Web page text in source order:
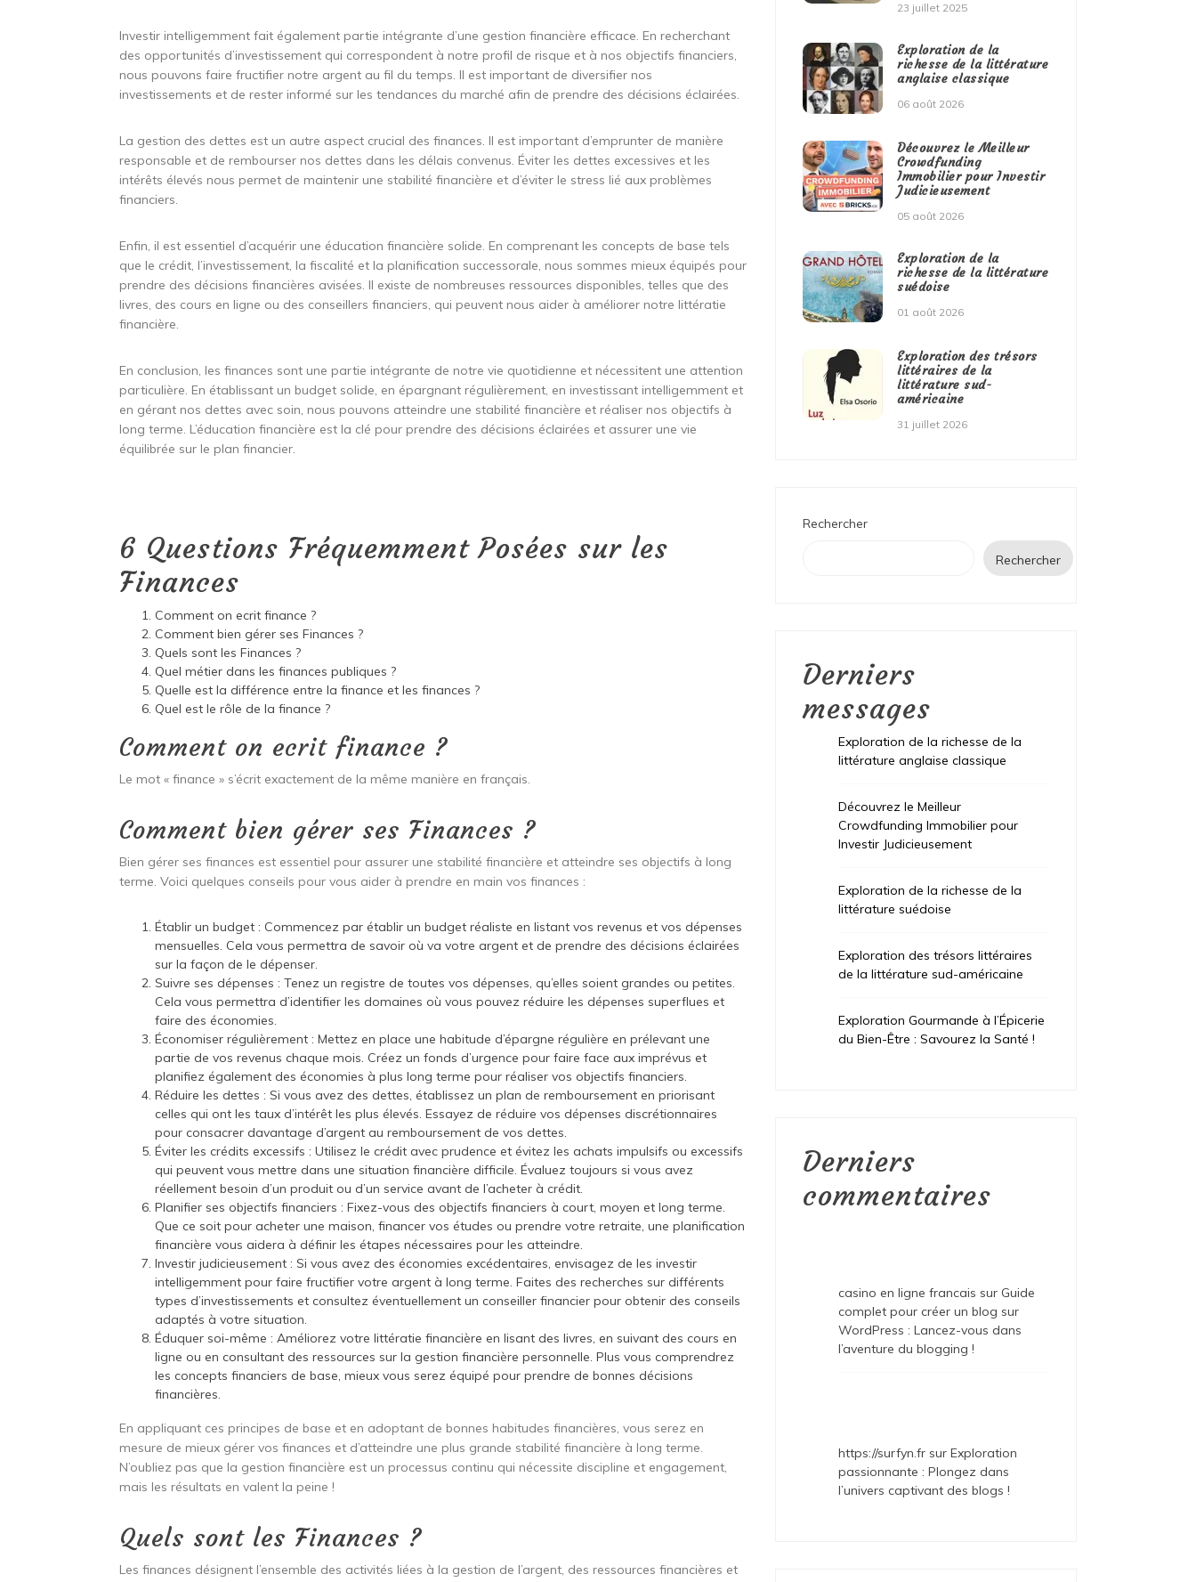
Investir intelligemment fait également partie intégrante d’une gestion financière efficace. En recherchant
des opportunités d’investissement qui correspondent à notre profil de risque et à nos objectifs financiers,
nous pouvons faire fructifier notre argent au fil du temps. Il est important de diversifier nos
investissements et de rester informé sur les tendances du marché afin de prendre des décisions éclairées.
La gestion des dettes est un autre aspect crucial des finances. Il est important d’emprunter de manière
responsable et de rembourser nos dettes dans les délais convenus. Éviter les dettes excessives et les
intérêts élevés nous permet de maintenir une stabilité financière et d’éviter le stress lié aux problèmes
financiers.
Enfin, il est essentiel d’acquérir une éducation financière solide. En comprenant les concepts de base tels
que le crédit, l’investissement, la fiscalité et la planification successorale, nous sommes mieux équipés pour
prendre des décisions financières avisées. Il existe de nombreuses ressources disponibles, telles que des
livres, des cours en ligne ou des conseillers financiers, qui peuvent nous aider à améliorer notre littératie
financière.
En conclusion, les finances sont une partie intégrante de notre vie quotidienne et nécessitent une attention
particulière. En établissant un budget solide, en épargnant régulièrement, en investissant intelligemment et
en gérant nos dettes avec soin, nous pouvons atteindre une stabilité financière et réaliser nos objectifs à
long terme. L’éducation financière est la clé pour prendre des décisions éclairées et assurer une vie
équilibrée sur le plan financier.
6 Questions Fréquemment Posées sur les
Finances
Comment on ecrit finance ?
Comment bien gérer ses Finances ?
Quels sont les Finances ?
Quel métier dans les finances publiques ?
Quelle est la différence entre la finance et les finances ?
Quel est le rôle de la finance ?
Comment on ecrit finance ?
Le mot « finance » s’écrit exactement de la même manière en français.
Comment bien gérer ses Finances ?
Bien gérer ses finances est essentiel pour assurer une stabilité financière et atteindre ses objectifs à long
terme. Voici quelques conseils pour vous aider à prendre en main vos finances :
Établir un budget : Commencez par établir un budget réaliste en listant vos revenus et vos dépenses
mensuelles. Cela vous permettra de savoir où va votre argent et de prendre des décisions éclairées
sur la façon de le dépenser.
Suivre ses dépenses : Tenez un registre de toutes vos dépenses, qu’elles soient grandes ou petites.
Cela vous permettra d’identifier les domaines où vous pouvez réduire les dépenses superflues et
faire des économies.
Économiser régulièrement : Mettez en place une habitude d’épargne régulière en prélevant une
partie de vos revenus chaque mois. Créez un fonds d’urgence pour faire face aux imprévus et
planifiez également des économies à plus long terme pour réaliser vos objectifs financiers.
Réduire les dettes : Si vous avez des dettes, établissez un plan de remboursement en priorisant
celles qui ont les taux d’intérêt les plus élevés. Essayez de réduire vos dépenses discrétionnaires
pour consacrer davantage d’argent au remboursement de vos dettes.
Éviter les crédits excessifs : Utilisez le crédit avec prudence et évitez les achats impulsifs ou excessifs
qui peuvent vous mettre dans une situation financière difficile. Évaluez toujours si vous avez
réellement besoin d’un produit ou d’un service avant de l’acheter à crédit.
Planifier ses objectifs financiers : Fixez-vous des objectifs financiers à court, moyen et long terme.
Que ce soit pour acheter une maison, financer vos études ou prendre votre retraite, une planification
financière vous aidera à définir les étapes nécessaires pour les atteindre.
Investir judicieusement : Si vous avez des économies excédentaires, envisagez de les investir
intelligemment pour faire fructifier votre argent à long terme. Faites des recherches sur différents
types d’investissements et consultez éventuellement un conseiller financier pour obtenir des conseils
adaptés à votre situation.
Éduquer soi-même : Améliorez votre littératie financière en lisant des livres, en suivant des cours en
ligne ou en consultant des ressources sur la gestion financière personnelle. Plus vous comprendrez
les concepts financiers de base, mieux vous serez équipé pour prendre de bonnes décisions
financières.
En appliquant ces principes de base et en adoptant de bonnes habitudes financières, vous serez en
mesure de mieux gérer vos finances et d’atteindre une plus grande stabilité financière à long terme.
N’oubliez pas que la gestion financière est un processus continu qui nécessite discipline et engagement,
mais les résultats en valent la peine !
Quels sont les Finances ?
Les finances désignent l’ensemble des activités liées à la gestion de l’argent, des ressources financières et
23 juillet 2025
Exploration de la
richesse de la littérature
anglaise classique
06 août 2026
Découvrez le Meilleur
Crowdfunding
Immobilier pour Investir
Judicieusement
05 août 2026
Exploration de la
richesse de la littérature
suédoise
01 août 2026
Exploration des trésors
littéraires de la
littérature sud-
américaine
31 juillet 2026
Rechercher
Rechercher
Derniers
messages
Exploration de la richesse de la
littérature anglaise classique
Découvrez le Meilleur
Crowdfunding Immobilier pour
Investir Judicieusement
Exploration de la richesse de la
littérature suédoise
Exploration des trésors littéraires
de la littérature sud-américaine
Exploration Gourmande à l’Épicerie
du Bien-Être : Savourez la Santé !
Derniers
commentaires
casino en ligne francais sur Guide
complet pour créer un blog sur
WordPress : Lancez-vous dans
l’aventure du blogging !
https://surfyn.fr surExploration
passionnante : Plongez dans
l’univers captivant des blogs !